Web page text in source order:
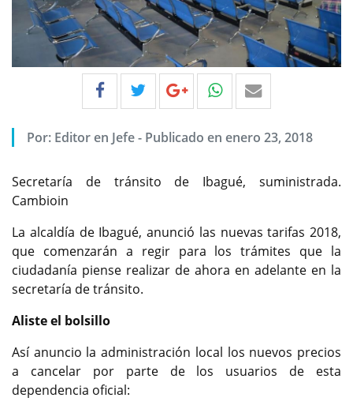
Por: Editor en Jefe- Publicado en enero 23, 2018
Secretaría de tránsito de Ibagué, suministrada.
Cambioin
La alcaldía de Ibagué, anunció las nuevas tarifas 2018,
que comenzarán a regir para los trámites que la
ciudadanía piense realizar de ahora en adelante en la
secretaría de tránsito.
Aliste el bolsillo
Así anuncio la administración local los nuevos precios
a cancelar por parte de los usuarios de esta
dependencia oficial: